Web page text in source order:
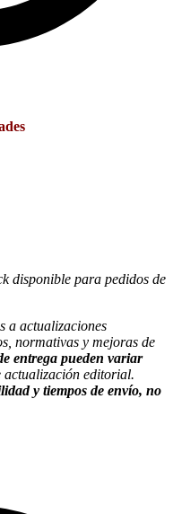
disponible para pedidos de
a actualizaciones
normativas y mejoras de
entrega pueden variar
actualización editorial.
y tiempos de envío, no